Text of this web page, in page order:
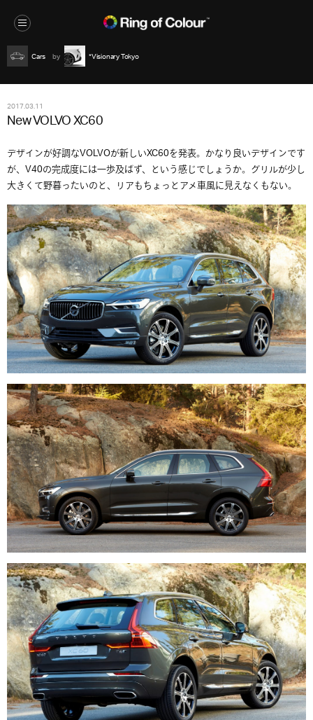
Cars *Visionary Tokyo
2017.03.11
New VOLVO XC60
デザインが好調なVOLVOが新しいXC60を発表。かなり良いデザインです
が、V40の完成度には一歩及ばず、という感じでしょうか。グリルが少し
大きくて野暮ったいのと、リアもちょっとアメ車風に見えなくもない。